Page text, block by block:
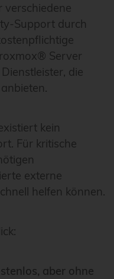
verschiedene
Support durch
Server
die
kein
Für kritische
externe
helfen können.
aber ohne